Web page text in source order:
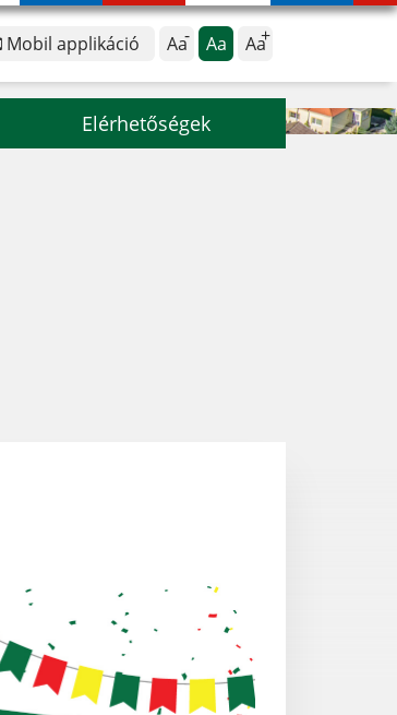
Mobil applikáció Aa Aa Aa
Elérhetőségek